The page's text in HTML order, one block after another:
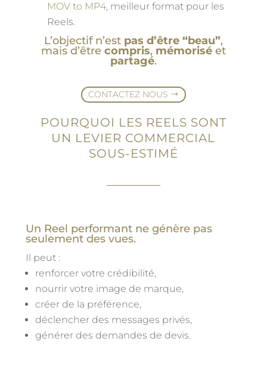
MOV to MP4, meilleur format pour les
Reels.
L’objectif n’est pas d’être “beau”,
mais d’être compris, mémorisé et
partagé.
CONTACTEZ NOUS
POURQUOI LES REELS SONT
UN LEVIER COMMERCIAL
SOUS-ESTIMÉ
Un Reel performant ne génère pas
seulement des vues.
Il peut :
renforcer votre crédibilité,
nourrir votre image de marque,
créer de la préférence,
déclencher des messages privés,
générer des demandes de devis.